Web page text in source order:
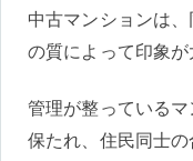
中古マンションは
の質によって印象が
管理が整っている
保たれ、住民同士